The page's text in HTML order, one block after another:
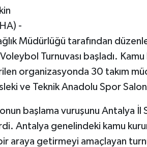
-
Müdürlüğü tarafından
Turnuvası başladı. Kamu
organizasyonda 30 takım
ve Teknik Anadolu Spor
başlama vuruşunu Antalya İl
Antalya genelindeki kamu
bir araya getirmeyi amaçlayan